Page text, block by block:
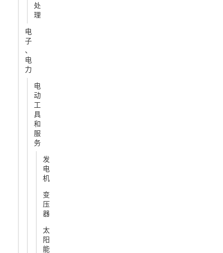
处
理
电
子
、
电
力
电
动
工
具
和
服
务
发
电
机
变
压
器
太
阳
能